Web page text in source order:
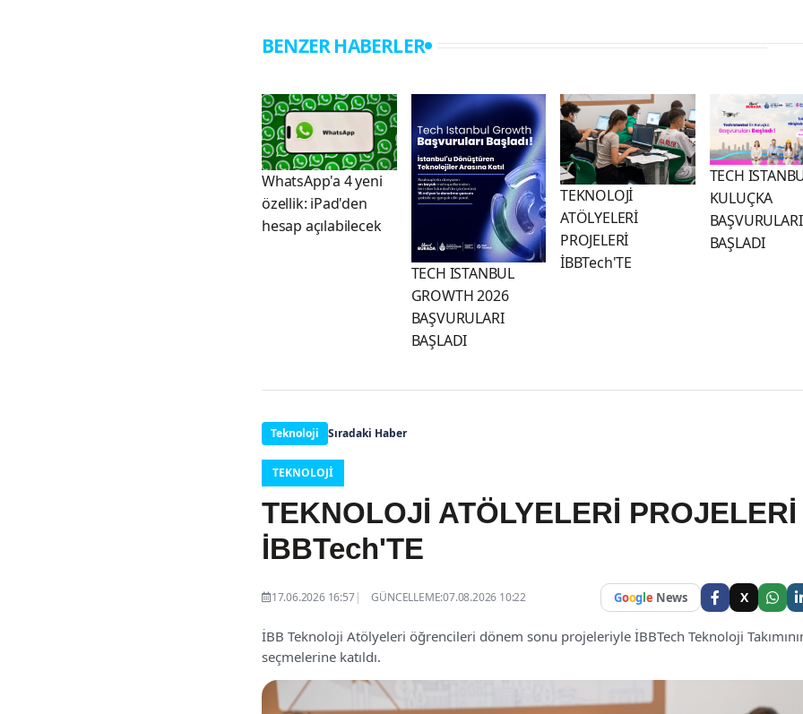
BENZER HABERLER
WhatsApp'a 4 yeni
özellik: iPad'den
hesap açılabilecek
TECH ISTANBUL
GROWTH 2026
BAŞVURULARI
BAŞLADI
TEKNOLOJİ
ATÖLYELERİ
PROJELERİ
İBBTech'TE
TECH
KULUÇKA
BAŞVURULARI
BAŞLADI
Teknoloji Sıradaki Haber
TEKNOLOJI
TEKNOLOJİ ATÖLYELERİ PROJELERİ
İBBTech'TE
17.06.2026 16:57 GÜNCELLEME:07.08.2026 10:22 Google News X
İBB Teknoloji Atölyeleri öğrencileri dönem sonu projeleriyle İBBTech Teknoloji
seçmelerine katıldı.